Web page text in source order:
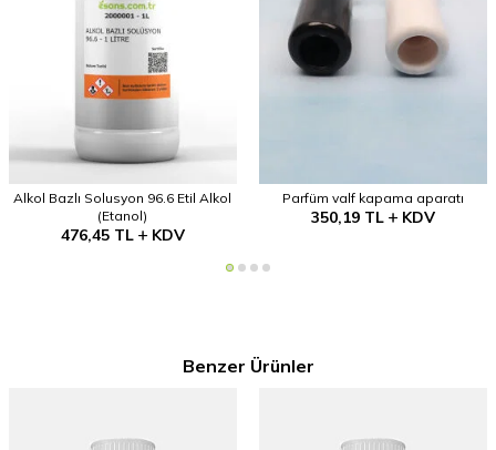
Alkol Bazlı Solusyon 96.6 Etil Alkol
(Etanol)
476,45TL KDV
Parfüm valf kapama aparatı
350,19 TL KDV
Benzer Ürünler